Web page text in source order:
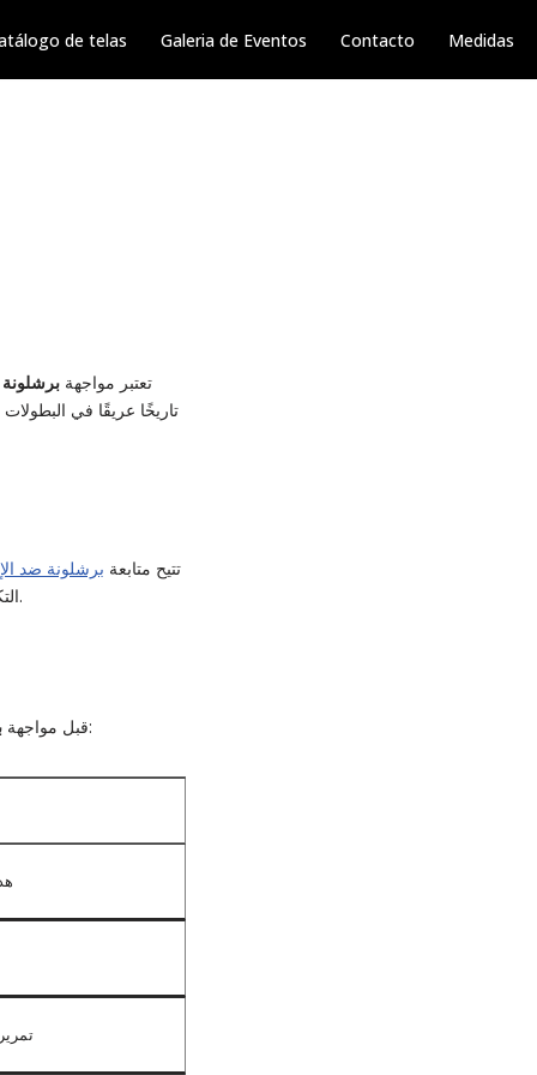
de telas Galeria de Eventos Contacto Medidas
تعتبر مواجهةبرشلونة
تاريخًا عريقًا في
تتيح متابعة برشلونة ضد
التكتيكية المحتملة أثناء المباراة. كما تمكن المشجعين من توقع اللاعبين المؤثرين والفرص الهجومية لكل فريق.
قبل مواجهة، هذه أبرز الإحصاءات التي توضح مستوى الأداء للفريقين في الدوري ودوري أبطال أوروبا:
480